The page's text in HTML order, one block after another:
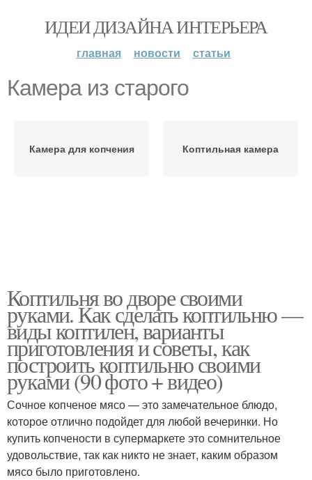
ИДЕИ ДИЗАЙНА ИНТЕРЬЕРА
главная новости статьи
Камера из старого
Камера для копчения Коптильная камера
Коптильня во дворе своими
руками. Как сделать коптильню —
виды коптилен, варианты
приготовления и советы, как
построить коптильню своими
руками (90 фото + видео)
Сочное копченое мясо — это замечательное блюдо,
которое отлично подойдет для любой вечеринки. Но
купить копчености в супермаркете это сомнительное
удовольствие, так как никто не знает, каким образом
мясо было приготовлено.